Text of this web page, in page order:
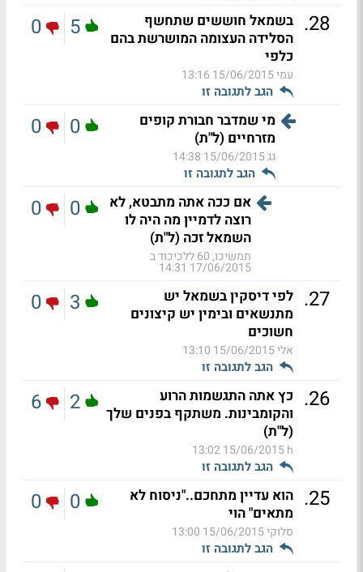
28
. בשמאל חוששים שתחשף
הסלידה העצומה המושרשת בהם
כלפי
עמי15/06/2015 13:16
הגב לתגובה זו
5
0
מי שמדבר חבורת קופים
מזרחיים (ל"ת)
גג15/06/2015 14:38
הגב לתגובה זו
0
0
אם ככה אתה מתבטא, לא
רוצה לדמיין מה היה לו
השמאל זכה (ל"ת)
תמשיכו, 60 ללכיכוד ב
17/06/2015 14:31
0
0
27
. לפי דיסקין בשמאל יש
מתנשאים ובימין יש קיצונים
חשוכים
אלי15/06/2015 13:10
הגב לתגובה זו
3
0
26
. כץ אתה התגשמות הרוע
והקומבינות. משתקף בפנים שלך
(ל"ת)
h
15/06/2015 13:02
הגב לתגובה זו
2
6
25
. הוא עדיין מתחכם.."ניסוח לא
מתאים" הוי
סלוקי15/06/2015 13:00
הגב לתגובה זו
0
0